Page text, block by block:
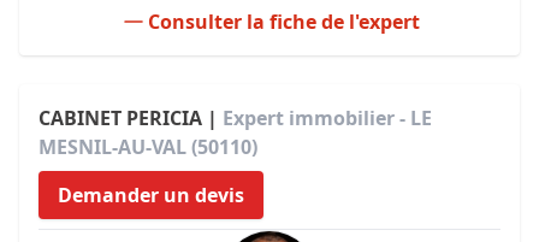
Consulter la fiche de l'expert
CABINET PERICIA | Expert immobilier - LE
MESNIL-AU-VAL (50110)
Demander un devis